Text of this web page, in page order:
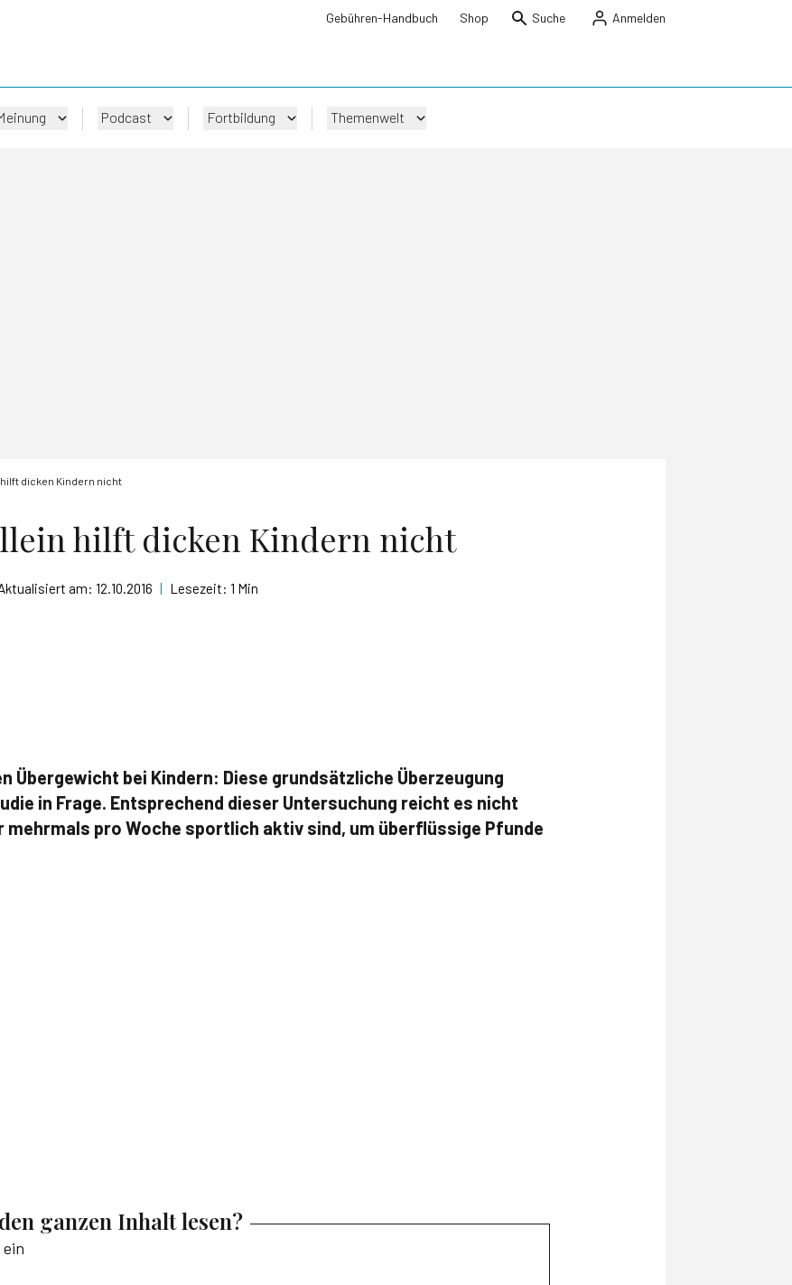
Gebühren-Handbuch Shop Suche Anmelden
Podcast Fortbildung Themenwelt
dicken Kindern nicht
hilft dicken Kindern nicht
am: 12.10.2016 | Lesezeit: 1 Min
Übergewicht bei Kindern: Diese grundsätzliche Überzeugung
in Frage. Entsprechend dieser Untersuchung reicht es nicht
mehrmals pro Woche sportlich aktiv sind, um überflüssige Pfunde
ganzen Inhalt lesen?
ein